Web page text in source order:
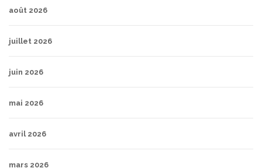
août 2026
juillet 2026
juin 2026
mai 2026
avril 2026
mars 2026